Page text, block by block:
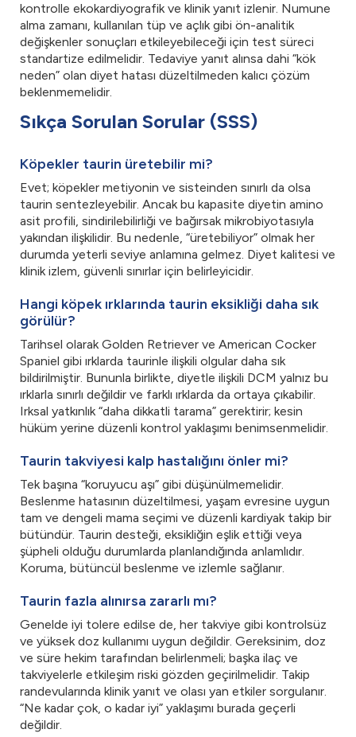
kontrolle ekokardiyografik ve klinik yanıt izlenir. Numune
alma zamanı, kullanılan tüp ve açlık gibi ön-analitik
değişkenler sonuçları etkileyebileceği için test süreci
standartize edilmelidir. Tedaviye yanıt alınsa dahi “kök
neden” olan diyet hatası düzeltilmeden kalıcı çözüm
beklenmemelidir.
Sıkça Sorulan Sorular (SSS)
Köpekler taurin üretebilir mi?
Evet; köpekler metiyonin ve sisteinden sınırlı da olsa
taurin sentezleyebilir. Ancak bu kapasite diyetin amino
asit profili, sindirilebilirliği ve bağırsak mikrobiyotasıyla
yakından ilişkilidir. Bu nedenle, “üretebiliyor” olmak her
durumda yeterli seviye anlamına gelmez. Diyet kalitesi ve
klinik izlem, güvenli sınırlar için belirleyicidir.
Hangi köpek ırklarında taurin eksikliği daha sık
görülür?
Tarihsel olarak Golden Retriever ve American Cocker
Spaniel gibi ırklarda taurinle ilişkili olgular daha sık
bildirilmiştir. Bununla birlikte, diyetle ilişkili DCM yalnız bu
ırklarla sınırlı değildir ve farklı ırklarda da ortaya çıkabilir.
Irksal yatkınlık “daha dikkatli tarama” gerektirir; kesin
hüküm yerine düzenli kontrol yaklaşımı benimsenmelidir.
Taurin takviyesi kalp hastalığını önler mi?
Tek başına “koruyucu aşı” gibi düşünülmemelidir.
Beslenme hatasının düzeltilmesi, yaşam evresine uygun
tam ve dengeli mama seçimi ve düzenli kardiyak takip bir
bütündür. Taurin desteği, eksikliğin eşlik ettiği veya
şüpheli olduğu durumlarda planlandığında anlamlıdır.
Koruma, bütüncül beslenme ve izlemle sağlanır.
Taurin fazla alınırsa zararlı mı?
Genelde iyi tolere edilse de, her takviye gibi kontrolsüz
ve yüksek doz kullanımı uygun değildir. Gereksinim, doz
ve süre hekim tarafından belirlenmeli; başka ilaç ve
takviyelerle etkileşim riski gözden geçirilmelidir. Takip
randevularında klinik yanıt ve olası yan etkiler sorgulanır.
“Ne kadar çok, o kadar iyi” yaklaşımı burada geçerli
değildir.